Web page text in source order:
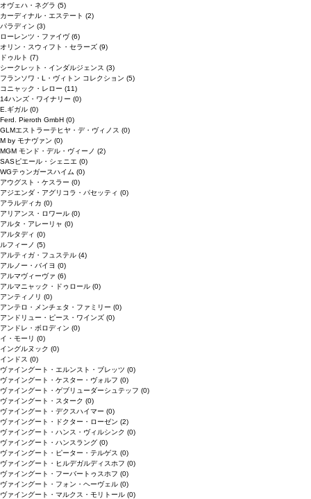
オヴェハ・ネグラ (5)
カーディナル・エステート (2)
パラディン (3)
ローレンツ・ファイヴ(6)
オリン・スウィフト・セラーズ (9)
ドゥルト (7)
シークレット・インダルジェンス (3)
フランソワ・L・ヴィトン コレクション (5)
コニャック・レロー (11)
14ハンズ・ワイナリー (0)
E.ギガル (0)
Ferd. Pieroth GmbH (0)
GLMエストラーテヒヤ・デ・ヴィノス (0)
M by モナヴァン (0)
MGM モンド・デル・ヴィーノ (2)
SASピエール・シェニエ (0)
WGテゥンガースハイム (0)
アウグスト・ケスラー (0)
アジエンダ・アグリコラ・パセッティ (0)
アラルディカ (0)
アリアンス・ロワール (0)
アルタ・アレーリャ (0)
アルタディ (0)
ルフィーノ (5)
アルティガ・フュステル (4)
アルノー・バイヨ (0)
アルマヴィーヴァ (6)
アルマニャック・ドゥロール (0)
アンティノリ (0)
アンテロ・メンチェタ・ファミリー (0)
アンドリュー・ピース・ワインズ (0)
アンドレ・ボロディン (0)
イ・モーリ (0)
イングルヌック (0)
インドス (0)
ヴァイングート・エルンスト・ブレッツ (0)
ヴァイングート・ケスター・ヴォルフ (0)
ヴァイングート・ゲブリューダーシュテッフ (0)
ヴァイングート・スターク (0)
ヴァイングート・デクスハイマー (0)
ヴァイングート・ドクター・ローゼン (2)
ヴァイングート・ハンス・ヴィルシンク (0)
ヴァイングート・ハンスラング (0)
ヴァイングート・ピーター・テルゲス (0)
ヴァイングート・ヒルデガルディスホフ (0)
ヴァイングート・フーバートゥスホフ (0)
ヴァイングート・フォン・ヘーヴェル (0)
ヴァイングート・マルクス・モリトール (0)